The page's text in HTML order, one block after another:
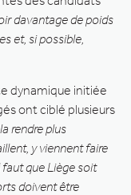
davantage de poids
et, si possible,
dynamique initiée
ont ciblé plusieurs
rendre plus
y viennent faire
que Liège soit
doivent être